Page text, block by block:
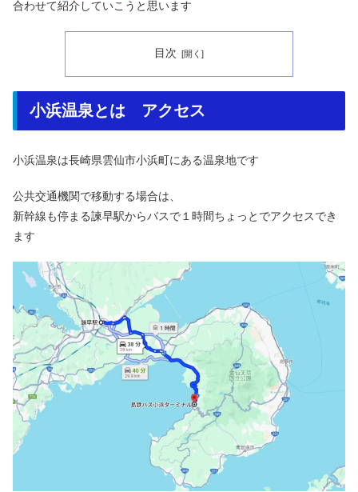
合わせて紹介していこうと思います
目次
小浜温泉とは アクセス
小浜温泉は長崎県雲仙市小浜町にある温泉地です
公共交通機関で移動する場合は、
新幹線も停まる諫早駅からバスで１時間ちょっとでアクセスでき
ます